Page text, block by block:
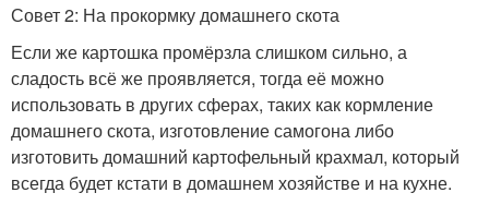
Совет 2: На прокормку домашнего скота
Если же картошка промёрзла слишком сильно, а
сладость всё же проявляется, тогда её можно
использовать в других сферах, таких как кормление
домашнего скота, изготовление самогона либо
изготовить домашний картофельный крахмал, который
всегда будет кстати в домашнем хозяйстве и на кухне.